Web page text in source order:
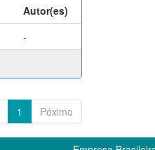
Autor(es)
-
1 Póximo